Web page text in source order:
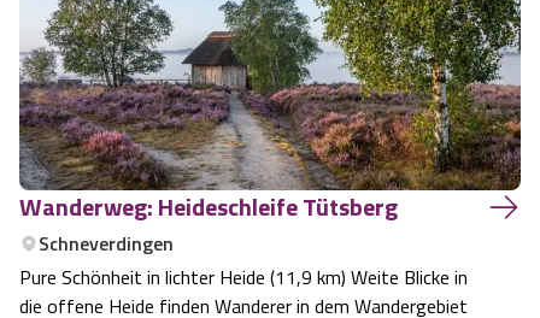
Wanderweg: Heideschleife Tütsberg
Schneverdingen
Pure Schönheit in lichter Heide (11,9 km) Weite Blicke in
die offene Heide finden Wanderer in dem Wandergebiet